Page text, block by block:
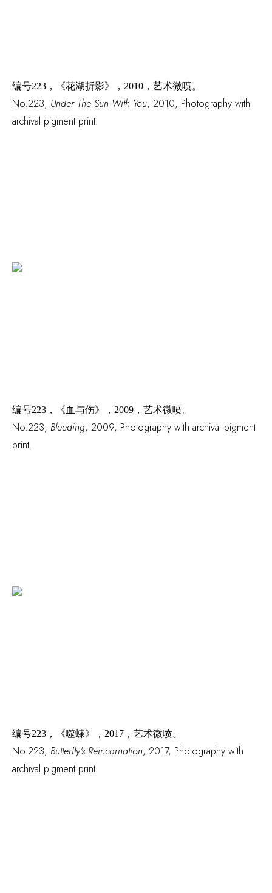
编号223，《花湖折影》，2010，艺术微喷。
No.223, Under The Sun With You, 2010, Photography with
archival pigment print.
编号223，《血与伤》，2009，艺术微喷。
No.223, Bleeding, 2009, Photography with archival pigment
print.
编号223，《噬蝶》，2017，艺术微喷。
No.223, Butterfly's Reincarnation, 2017, Photography with
archival pigment print.